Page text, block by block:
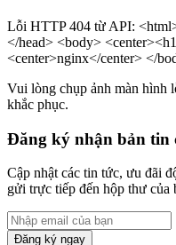
Lỗi HTTP 404 từ API:
</head> <body>
<center>nginx</center> </
Vui lòng chụp ảnh màn hình
khắc phục.
Đăng ký nhận bản tin
Cập nhật các tin tức, ưu đãi
gửi trực tiếp đến hộp thư của
Đăng ký ngay